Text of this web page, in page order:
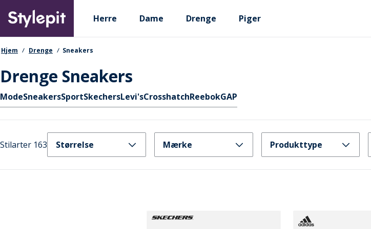
main
content
Primary departments
Herre Dame Drenge Piger
navigationssti
Hjem Drenge Sneakers
Drenge Sneakers
Hurtige links
ModeSneakersSportSkechersLevi'sCrosshatchReebokGAP
Stilarter 163 Størrelse Mærke Produkttype